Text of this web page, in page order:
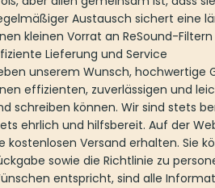
Austausch sichert eine
kleinen Vorrat an ReSound-
Lieferung und Service
unserem Wunsch, hochwertige
effizienten, zuverlässigen und
schreiben können. Wir sind stets
ehrlich und hilfsbereit. Auf der
kostenlosen Versand erhalten. Sie
sowie die Richtlinie zu
entspricht, sind alle